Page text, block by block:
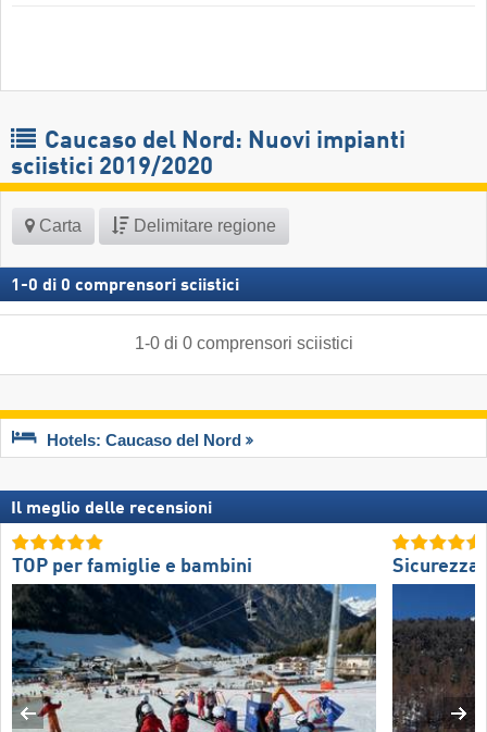
Caucaso del Nord: Nuovi impianti
sciistici 2019/2020
Carta Delimitare regione
1 -0 di 0 comprensori sciistici
1-0di 0 comprensori sciistici
Hotels: Caucaso del Nord
Il meglio delle recensioni
TOP per famiglie e bambini Sicurezza